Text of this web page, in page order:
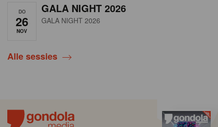
DO
26
NOV
GALA NIGHT 2026
GALA NIGHT 2026
Alle sessies